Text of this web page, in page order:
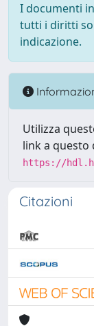
I documenti
tutti i diritti
indicazione.
Utilizza
link a questo
https://
Citazioni